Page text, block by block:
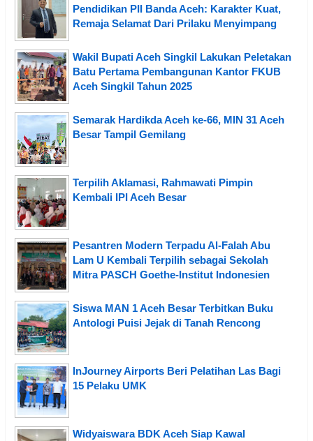
Pendidikan PII Banda Aceh: Karakter Kuat,
Remaja Selamat Dari Prilaku Menyimpang
Wakil Bupati Aceh Singkil Lakukan Peletakan
Batu Pertama Pembangunan Kantor FKUB
Aceh Singkil Tahun 2025
Semarak Hardikda Aceh ke-66, MIN 31 Aceh
Besar Tampil Gemilang
Terpilih Aklamasi, Rahmawati Pimpin
Kembali IPI Aceh Besar
Pesantren Modern Terpadu Al-Falah Abu
Lam U Kembali Terpilih sebagai Sekolah
Mitra PASCH Goethe-Institut Indonesien
Siswa MAN 1 Aceh Besar Terbitkan Buku
Antologi Puisi Jejak di Tanah Rencong
InJourney Airports Beri Pelatihan Las Bagi
15 Pelaku UMK
Widyaiswara BDK Aceh Siap Kawal